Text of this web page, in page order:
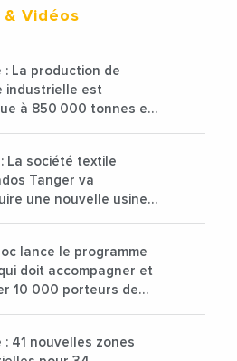
Vidéos
: La production de
industrielle est
à 850 000 tonnes en
La société textile
Tanger va
une nouvelle usine
lance le programme
doit accompagner et
10 000 porteurs de
: 41 nouvelles zones